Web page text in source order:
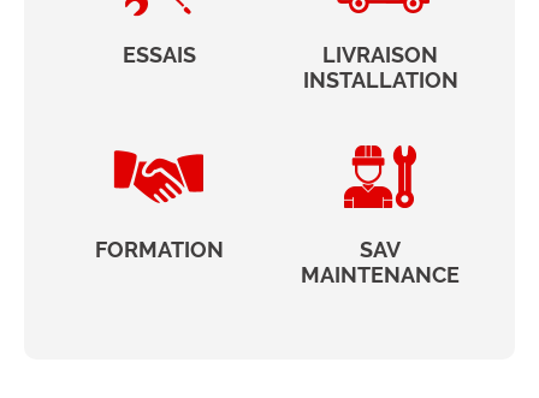
ESSAIS
LIVRAISON
INSTALLATION
FORMATION
SAV
MAINTENANCE